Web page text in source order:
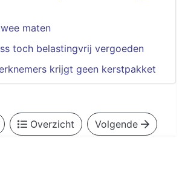
maten
toch belastingvrij vergoeden
krijgt geen kerstpakket
Overzicht Volgende